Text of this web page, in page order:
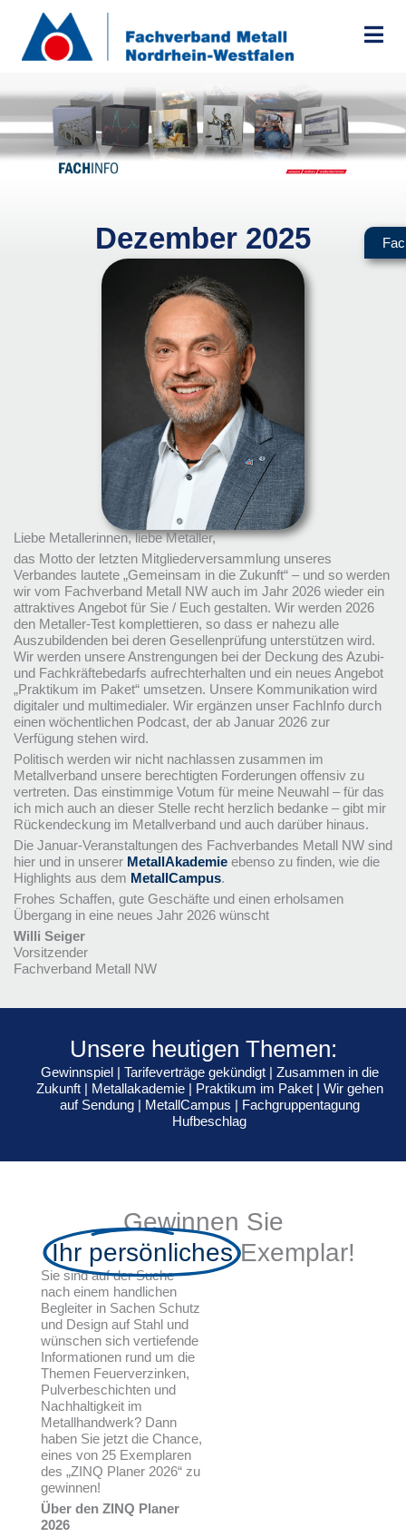
springen
Dezember 2025
Liebe Metallerinnen, liebe Metaller,
das Motto der letzten Mitgliederversammlung unseres
Verbandes lautete „Gemeinsam in die Zukunft“ – und so werden
wir vom Fachverband Metall NW auch im Jahr 2026 wieder ein
attraktives Angebot für Sie / Euch gestalten. Wir werden 2026
den Metaller-Test komplettieren, so dass er nahezu alle
Auszubildenden bei deren Gesellenprüfung unterstützen wird.
Wir werden unsere Anstrengungen bei der Deckung des Azubi-
und Fachkräftebedarfs aufrechterhalten und ein neues Angebot
„Praktikum im Paket“ umsetzen. Unsere Kommunikation wird
digitaler und multimedialer. Wir ergänzen unser FachInfo durch
einen wöchentlichen Podcast, der ab Januar 2026 zur
Verfügung stehen wird.
Politisch werden wir nicht nachlassen zusammen im
Metallverband unsere berechtigten Forderungen offensiv zu
vertreten. Das einstimmige Votum für meine Neuwahl – für das
ich mich auch an dieser Stelle recht herzlich bedanke – gibt mir
Rückendeckung im Metallverband und auch darüber hinaus.
Die Januar-Veranstaltungen des Fachverbandes Metall NW sind
hier und in unserer MetallAkademieebenso zu finden, wie die
Highlights aus dem MetallCampus.
Frohes Schaffen, gute Geschäfte und einen erholsamen
Übergang in eine neues Jahr 2026 wünscht
Willi Seiger
Vorsitzender
Fachverband Metall NW
Unsere heutigen Themen:
Gewinnspiel Tarifeverträge gekündigt| Zusammen in die
Zukunft| Metallakademie| Praktikum im Paket| Wir gehen
auf Sendung| MetallCampus
Fachgruppentagung
Hufbeschlag
Gewinnen Sie
Ihr persönliches Exemplar!
Sie sind auf der Suche
nach einem handlichen
Begleiter in Sachen Schutz
und Design auf Stahl und
wünschen sich vertiefende
Informationen rund um die
Themen Feuerverzinken,
Pulverbeschichten und
Nachhaltigkeit im
Metallhandwerk? Dann
haben Sie jetzt die Chance,
eines von 25 Exemplaren
des „ZINQ Planer 2026“ zu
gewinnen!
Über den ZINQ Planer
2026